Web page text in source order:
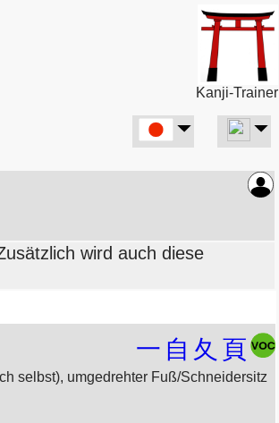
Kanji-Trainer
wird auch diese
一 自 夂 頁
selbst), umgedrehter Fuß/Schneidersitz